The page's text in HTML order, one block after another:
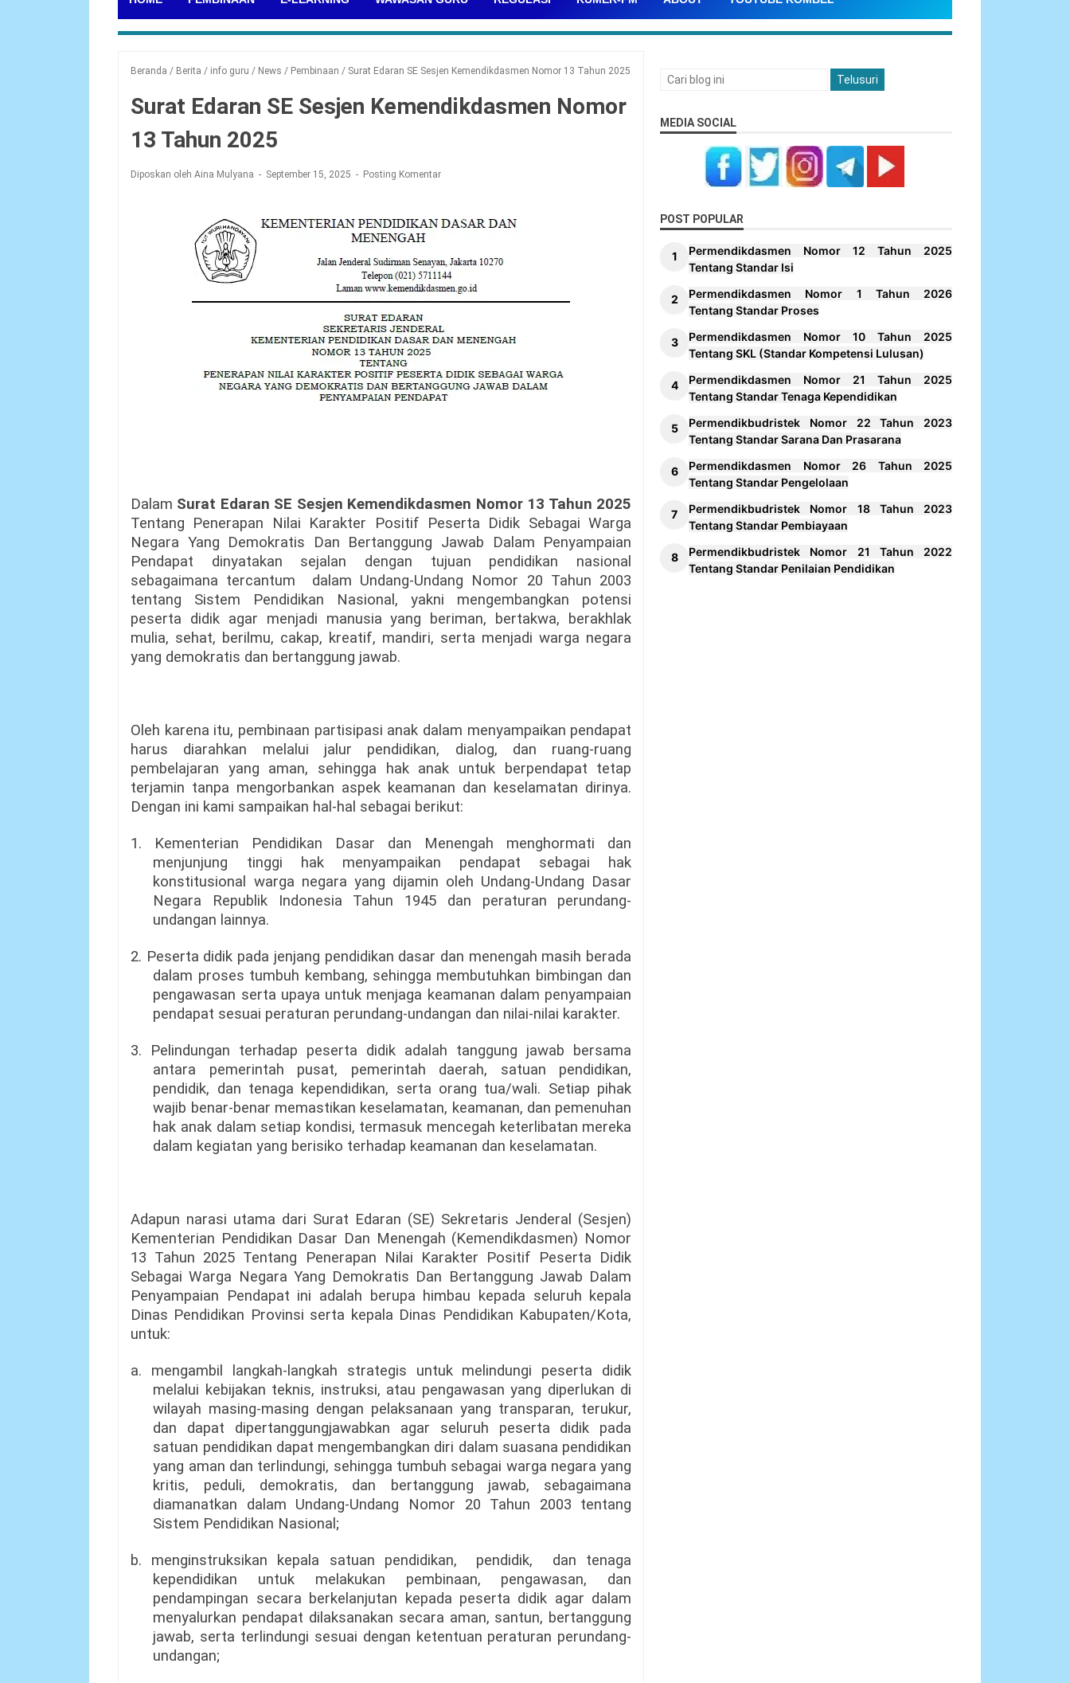
Beranda / Berita / info guru / News / Pembinaan / Surat Edaran SE Sesjen Kemendikdasmen Nomor 13 Tahun 2025
Surat Edaran SE Sesjen Kemendikdasmen Nomor
13 Tahun 2025
Diposkan oleh Aina Mulyana September 15, 2025 Posting Komentar
Dalam Surat Edaran SE Sesjen Kemendikdasmen Nomor 13 Tahun 2025
Tentang Penerapan Nilai Karakter Positif Peserta Didik Sebagai Warga
Negara Yang Demokratis Dan Bertanggung Jawab Dalam Penyampaian
Pendapat dinyatakan sejalan dengan tujuan pendidikan nasional
sebagaimana tercantum
dalam Undang-Undang Nomor 20 Tahun 2003
tentang Sistem Pendidikan Nasional, yakni mengembangkan potensi
peserta didik agar menjadi manusia yang beriman, bertakwa, berakhlak
mulia, sehat, berilmu, cakap, kreatif, mandiri, serta menjadi warga negara
yang demokratis dan bertanggung jawab.
Oleh karena itu, pembinaan partisipasi anak dalam menyampaikan pendapat
harus diarahkan melalui jalur pendidikan, dialog, dan ruang-ruang
pembelajaran yang aman, sehingga hak anak untuk berpendapat tetap
terjamin tanpa mengorbankan aspek keamanan dan keselamatan dirinya.
Dengan ini kami sampaikan hal-hal sebagai berikut:
1. Kementerian Pendidikan Dasar dan Menengah menghormati dan
menjunjung tinggi hak menyampaikan pendapat sebagai hak
konstitusional warga negara yang dijamin oleh Undang-Undang Dasar
Negara Republik Indonesia Tahun 1945 dan peraturan perundang-
undangan lainnya.
2. Peserta didik pada jenjang pendidikan dasar dan menengah masih berada
dalam proses tumbuh kembang, sehingga membutuhkan bimbingan dan
pengawasan serta upaya untuk menjaga keamanan dalam penyampaian
pendapat sesuai peraturan perundang-undangan dan nilai-nilai karakter.
3. Pelindungan terhadap peserta didik adalah tanggung jawab bersama
antara pemerintah pusat, pemerintah daerah, satuan pendidikan,
pendidik, dan tenaga kependidikan, serta orang tua/wali. Setiap pihak
wajib benar-benar memastikan keselamatan, keamanan, dan pemenuhan
hak anak dalam setiap kondisi, termasuk mencegah keterlibatan mereka
dalam kegiatan yang berisiko terhadap keamanan dan keselamatan.
Adapun narasi utama dari Surat Edaran (SE) Sekretaris Jenderal (Sesjen)
Kementerian Pendidikan Dasar Dan Menengah (Kemendikdasmen) Nomor
13 Tahun 2025 Tentang Penerapan Nilai Karakter Positif Peserta Didik
Sebagai Warga Negara Yang Demokratis Dan Bertanggung Jawab Dalam
Penyampaian Pendapat ini adalah berupa himbau kepada seluruh kepala
Dinas Pendidikan Provinsi serta kepala Dinas Pendidikan Kabupaten/Kota,
untuk:
a. mengambil langkah-langkah strategis untuk melindungi peserta didik
melalui kebijakan teknis, instruksi, atau pengawasan yang diperlukan di
wilayah masing-masing dengan pelaksanaan yang transparan, terukur,
dan dapat dipertanggungjawabkan agar seluruh peserta didik pada
satuan pendidikan dapat mengembangkan diri dalam suasana pendidikan
yang aman dan terlindungi, sehingga tumbuh sebagai warga negara yang
kritis, peduli, demokratis, dan bertanggung jawab, sebagaimana
diamanatkan dalam Undang-Undang Nomor 20 Tahun 2003 tentang
Sistem Pendidikan Nasional;
b. menginstruksikan kepala satuan pendidikan, pendidik,
dan tenaga
kependidikan untuk melakukan pembinaan, pengawasan, dan
pendampingan secara berkelanjutan kepada peserta didik agar dalam
menyalurkan pendapat dilaksanakan secara aman, santun, bertanggung
jawab, serta terlindungi sesuai dengan ketentuan peraturan perundang-
undangan;
MEDIA SOCIAL
POST POPULAR
Permendikdasmen Nomor 12 Tahun 2025
Tentang Standar Isi
Permendikdasmen Nomor 1 Tahun 2026
Tentang Standar Proses
Permendikdasmen Nomor 10 Tahun 2025
Tentang SKL (Standar Kompetensi Lulusan)
Permendikdasmen Nomor 21 Tahun 2025
Tentang Standar Tenaga Kependidikan
Permendikbudristek Nomor 22 Tahun 2023
Tentang Standar Sarana Dan Prasarana
Permendikdasmen Nomor 26 Tahun 2025
Tentang Standar Pengelolaan
Permendikbudristek Nomor 18 Tahun 2023
Tentang Standar Pembiayaan
Permendikbudristek Nomor 21 Tahun 2022
Tentang Standar Penilaian Pendidikan